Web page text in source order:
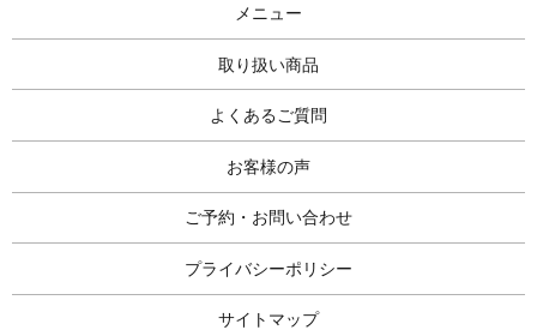
メニュー
取り扱い商品
よくあるご質問
お客様の声
ご予約・お問い合わせ
プライバシーポリシー
サイトマップ